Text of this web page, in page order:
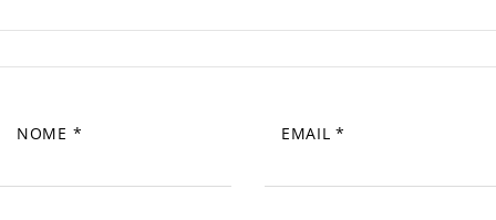
NOME * EMAIL*